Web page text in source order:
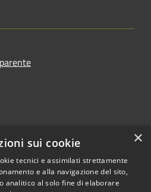
×
sui cookie
tecnici e assimilati strettamente
e alla navigazione del sito,
analitico al solo fine di elaborare